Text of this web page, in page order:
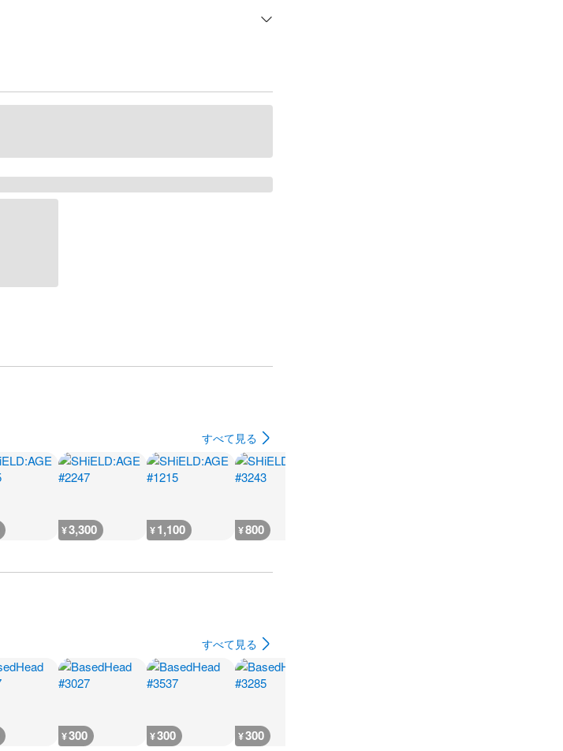
すべて見る
¥3,300 ¥1,100 ¥800
すべて見る
¥300 ¥300 ¥300